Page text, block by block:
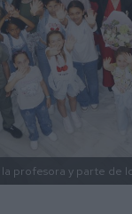
profesora y parte de